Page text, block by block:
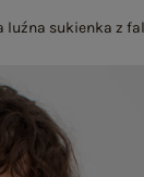
luźna sukienka z